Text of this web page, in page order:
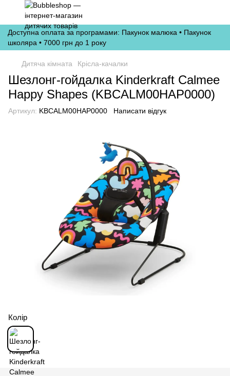
Доступна оплата за програмами: Пакунок малюка • Пакунок
школяра • 7000 грн до 1 року
Дитяча кімната Крісла-качалки
Шезлонг-гойдалка Kinderkraft Calmee
Happy Shapes (KBCALM00HAP0000)
Артикул: KBCALM00HAP0000 Написати відгук
Колір